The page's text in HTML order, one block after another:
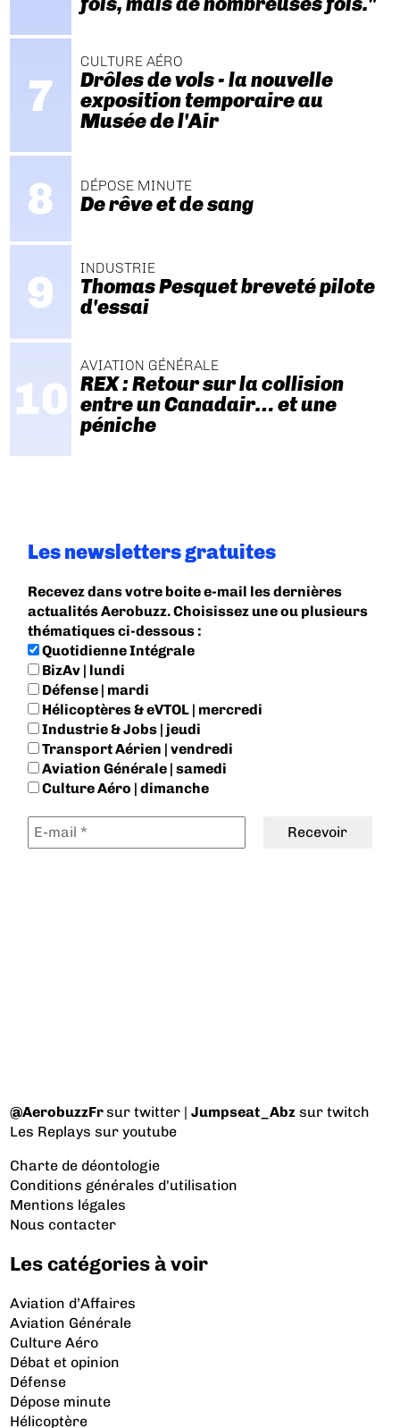
CULTURE AÉRO
Drôles de vols - la nouvelle
exposition temporaire au
Musée de l'Air
DÉPOSE MINUTE
De rêve et de sang
INDUSTRIE
Thomas Pesquet breveté pilote
d'essai
AVIATION GÉNÉRALE
REX : Retour sur la collision
entre un Canadair… et une
péniche
Les newsletters gratuites
Recevez dans votre boite e-mail les dernières
actualités Aerobuzz. Choisissez une ou plusieurs
thématiques ci-dessous :
Quotidienne Intégrale
BizAv | lundi
Défense | mardi
Hélicoptères & eVTOL | mercredi
Industrie & Jobs | jeudi
Transport Aérien | vendredi
Aviation Générale | samedi
Culture Aéro | dimanche
@AerobuzzFrsur twitter |Jumpseat_Abz sur twitch
Les Replays sur youtube
Charte de déontologie
Conditions générales d'utilisation
Mentions légales
Nous contacter
Les catégories à voir
Aviation d’Affaires
Aviation Générale
Culture Aéro
Débat et opinion
Défense
Dépose minute
Hélicoptère